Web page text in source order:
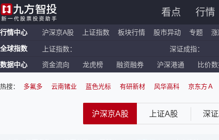
看点 行情
行情中心 沪深京A股 上证指数 板块行情 股市异动 专题
全球指数 上证指数： 深证成指：
恒生指数： 国企指数：
数据中心 资金流向 龙虎榜 融资融券 沪深港通 比价
热搜： 多氟多 云南锗业 蓝色光标 有研新材 风华高科 京东方Ａ
沪深京A股 上证A股 深